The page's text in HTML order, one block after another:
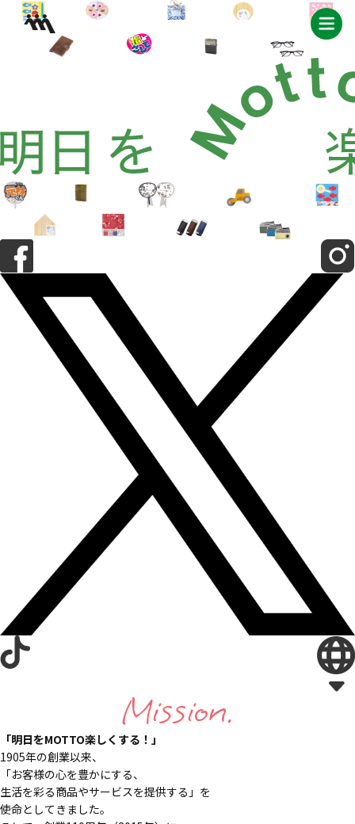
Mission.
「明日をMOTTO楽しくする！」
1905年の創業以来、
「お客様の心を豊かにする、
生活を彩る商品やサービスを提供する」を
使命としてきました。